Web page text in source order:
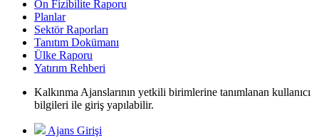
Ön Fizibilite Raporu
Planlar
Sektör Raporları
Tanıtım Dokümanı
Ülke Raporu
Yatırım Rehberi
Kalkınma Ajanslarının yetkili birimlerine tanımlanan kullanıcı
bilgileri ile giriş yapılabilir.
Ajans Girişi